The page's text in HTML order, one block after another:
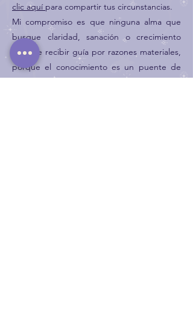
clic aquí para compartir tus circunstancias.
Mi compromiso es que ninguna alma que
busque claridad, sanación o crecimiento
deje de recibir guía por razones materiales,
porque el conocimiento es un puente de